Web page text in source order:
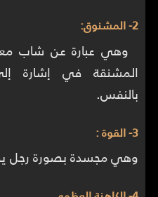
2- المشنوق:
وهي عبارة عن شاب
المشنقة في إشارة
بالنفس.
3- القوة :
وهي مجسدة بصورة رجل